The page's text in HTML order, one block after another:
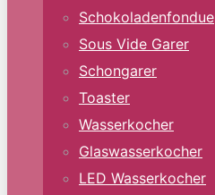
Schokoladenfondue
Sous Vide Garer
Schongarer
Toaster
Wasserkocher
Glaswasserkocher
LED Wasserkocher